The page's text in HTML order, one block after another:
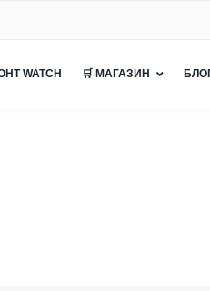
WATCH 🛒 МАГАЗИН